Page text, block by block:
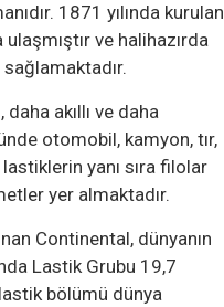
1871 yılında kurulan
ve halihazırda
akıllı ve daha
otomobil, kamyon, tır,
yanı sıra filolar
yer almaktadır.
Continental, dünyanın
Lastik Grubu 19,7
bölümü dünya